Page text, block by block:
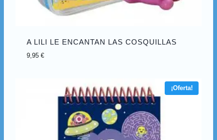
A LILI LE ENCANTAN LAS COSQUILLAS
9,95€
¡Oferta!